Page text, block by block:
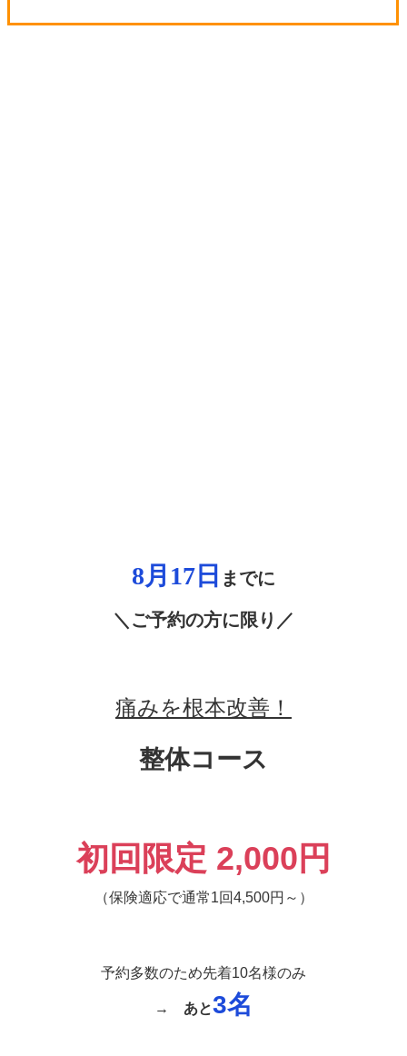
8月17 日 までに
＼ご予約の方に限り／
痛みを根本改善！
整体コース
初回限定 2,000円
（保険適応で通常1回4,500円～）
予約多数のため先着10名様のみ
→ あと3名